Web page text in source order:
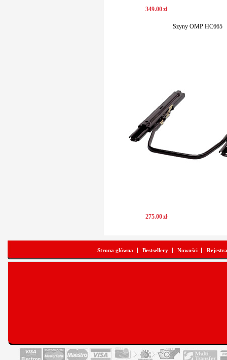
349.00zł
Szyny OMP HC665
275.00zł
Strona główna Bestsellery Nowości